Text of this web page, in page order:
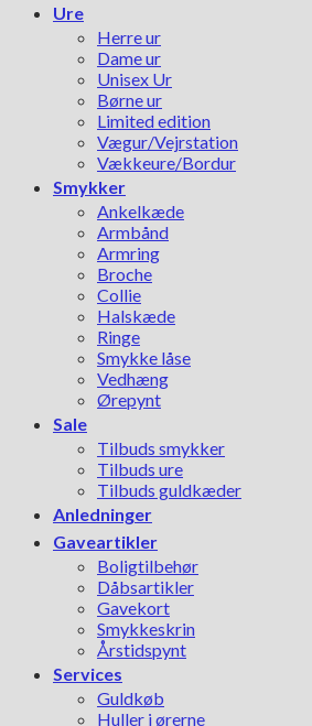
Ure
Herre ur
Dame ur
Unisex Ur
Børne ur
Limited edition
Vægur/Vejrstation
Vækkeure/Bordur
Smykker
Ankelkæde
Armbånd
Armring
Broche
Collie
Halskæde
Ringe
Smykke låse
Vedhæng
Ørepynt
Sale
Tilbuds smykker
Tilbuds ure
Tilbuds guldkæder
Anledninger
Gaveartikler
Boligtilbehør
Dåbsartikler
Gavekort
Smykkeskrin
Årstidspynt
Services
Guldkøb
Huller i ørerne